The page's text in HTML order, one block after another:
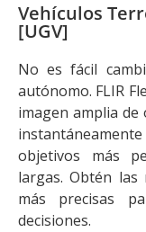
Vehículos
[UGV]
No es fácil
autónomo. FLIR
imagen amplia
objetivos más
largas. Obtén las
más precisas
decisiones.